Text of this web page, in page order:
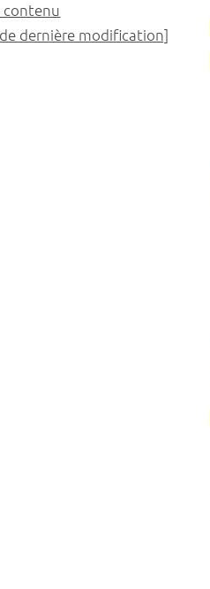
contenu
dernière modification]